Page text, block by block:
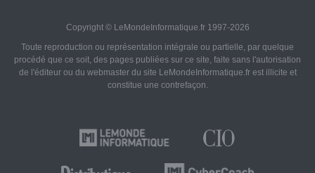
Copyright © LeMondeInformatique.fr 1997-2026
Toute reproduction ou représentation intégrale ou partielle, par quelque
procédé que ce soit, des pages publiées sur ce site, faite sans l'autorisation
de l'éditeur ou du webmaster du site LeMondeInformatique.fr est illicite et
constitue une contrefaçon.